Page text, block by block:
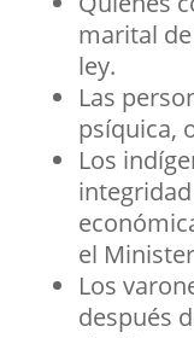
marital
ley.
Las
psíquica,
Los
el
Los
después